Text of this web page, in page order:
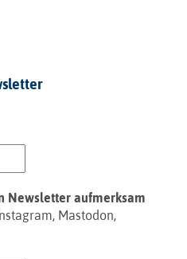
Newsletter aufmerksam
Mastodon,